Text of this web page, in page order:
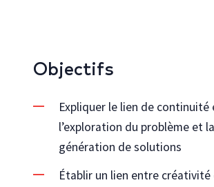
Objectifs
Expliquer le lien de continuité
l’exploration du problème et la
génération de solutions
Établir un lien entre créativité